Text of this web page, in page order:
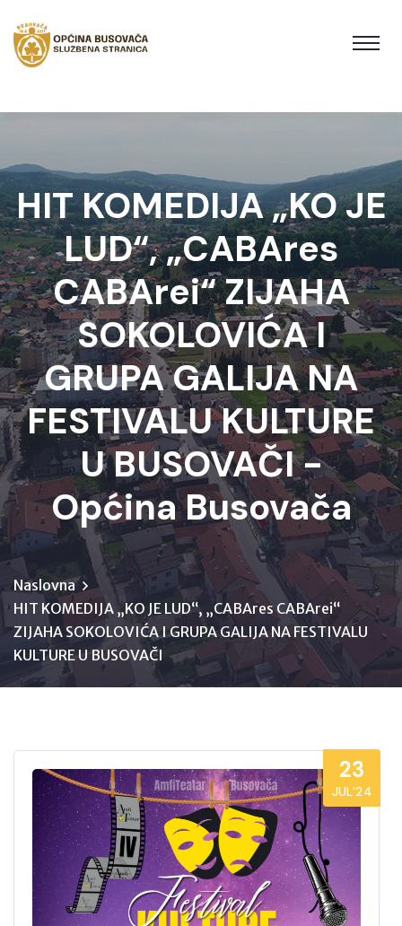
HIT KOMEDIJA „KO JE
LUD“, „CABAres
CABArei“ ZIJAHA
SOKOLOVIĆA I
GRUPA GALIJA NA
FESTIVALU KULTURE
U BUSOVAČI -
Općina Busovača
Naslovna
HIT KOMEDIJA „KO JE LUD“, „CABAres CABArei“
ZIJAHA SOKOLOVIĆA I GRUPA GALIJA NA FESTIVALU
KULTURE U BUSOVAČI
23
JUL’24